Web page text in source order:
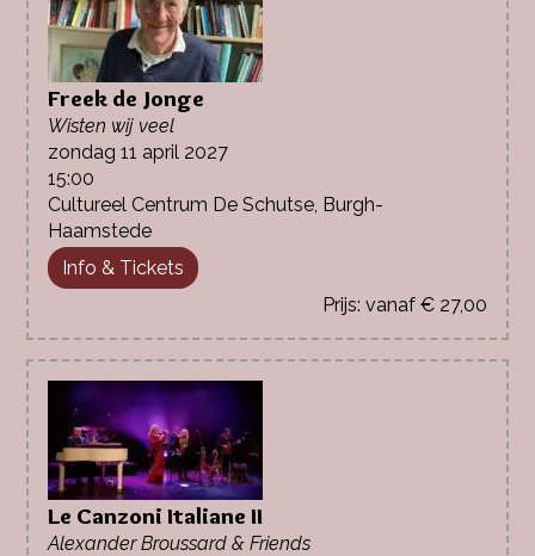
Freek de Jonge
Wisten wij veel
zondag 11 april 2027
15:00
Cultureel Centrum De Schutse, Burgh-
Haamstede
Info & Tickets
vanaf € 27,00
Le Canzoni Italiane II
Alexander Broussard & Friends